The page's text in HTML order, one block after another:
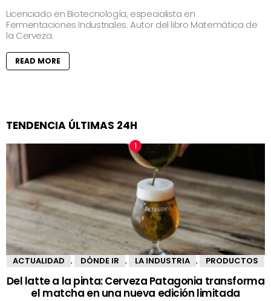
Licenciado en Biotecnología, especialista en
Fermentaciones Industriales. Autor del libro Matemática de
la Cerveza.
READ MORE
TENDENCIA ÚLTIMAS 24H
ACTUALIDAD , DÓNDE IR , LA INDUSTRIA , PRODUCTOS
Del latte a la pinta: Cerveza Patagonia transforma
el matcha en una nueva edición limitada